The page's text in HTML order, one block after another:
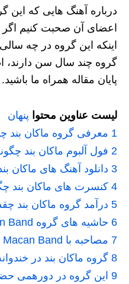
درباره آهنگ هایی که این
اعضای آن صحبت کنیم اگر
اینکه این گروه در چه
گروه چند سال سن دارند،
پایان مقاله همراه ما باشید.
لیست عناوین محتوا پنهان
1 معرفی گروه ماکان بند
2 فول آلبوم ماکان بند
3 دانلود آهنگ های ماکان
4 کنسرت های ماکان بند
5 درآمد گروه ماکان بند
6 حاشیه های گروه Macan Band چگونه می‌باشد؟
7 مصاحبه با Macan Band چگونه بوده است؟
8 گروه ماکان بند در
9 این گروه در دورهمی